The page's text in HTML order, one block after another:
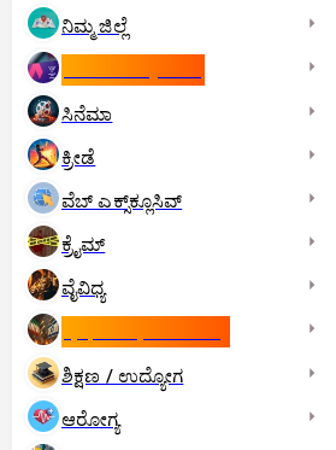
ನಿಮ್ಮ ಜಿಲ್ಲೆ
ಸಿನೆಮಾ
ಕ್ರೀಡೆ
ವೆಬ್ ಎಕ್ಸ್‌ಕ್ಲೂಸಿವ್
ಕ್ರೈಮ್
ವೈವಿಧ್ಯ
ಶಿಕ್ಷಣ / ಉದ್ಯೋಗ
ಆರೋಗ್ಯ